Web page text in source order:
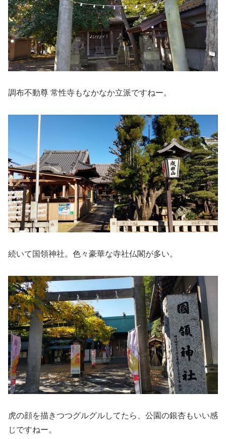
調布不動尊 常性寺もなかなか立派ですねー。
続いて国領神社。色々豪華な寺社仏閣が多い。
虎の顔を描きつつグルグルしてたら、公園の銀杏もいい感
じですねー。